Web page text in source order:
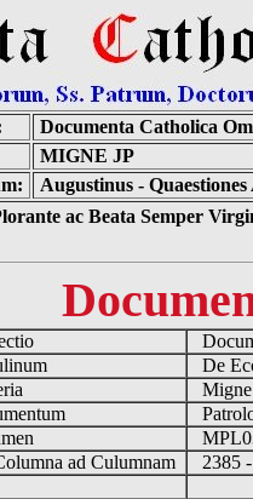
Documenta Catholica
MIGNE JP
Augustinus -
ac Beata Semper
De
ad Culumnam
2385